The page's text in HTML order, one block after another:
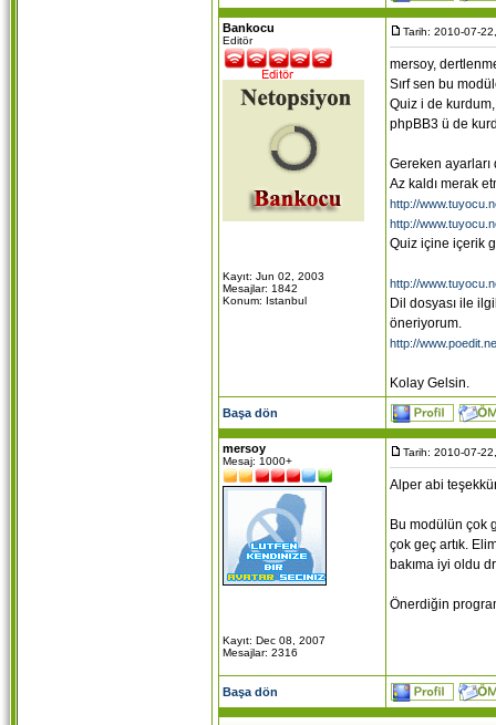
Bankocu
Editör
Kayıt: Jun 02, 2003
Mesajlar: 1842
Konum: Istanbul
Tarih: 2010-07-
mersoy,
Sırf sen bu
Quiz i de
phpBB3 ü de
Gereken ayarları
Az kaldı merak
http://
http://
Quiz içine içerik
http://
Dil dosyası ile
öneriyorum.
http://
Kolay Gelsin.
Başa dön
mersoy
Mesaj: 1000+
Kayıt: Dec 08, 2007
Mesajlar: 2316
Tarih: 2010-07-
Alper abi
Bu modülün çok
çok geç artık.
bakıma iyi oldu
Önerdiğin
Başa dön